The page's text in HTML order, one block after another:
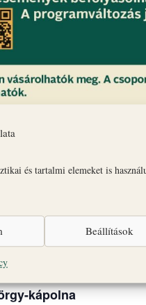
és tartalmi elemeket is
Beállítások
legfontosabb
az Érseki Palotát.
kápolna